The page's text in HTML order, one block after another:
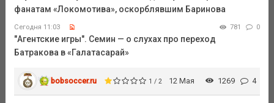
фанатам «Локомотива», оскорблявшим Баринова
Сегодня 11:03 781 0
"Агентские игры". Семин — о слухах про переход
Батракова в «Галатасарай»
bobsoccer.ru 1 / 2 12 Мая 1269 4